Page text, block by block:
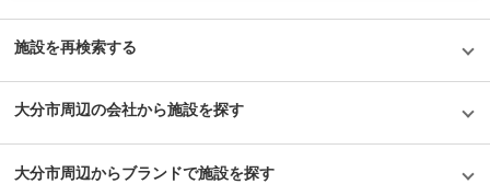
施設を再検索する
大分市周辺の会社から施設を探す
大分市周辺からブランドで施設を探す